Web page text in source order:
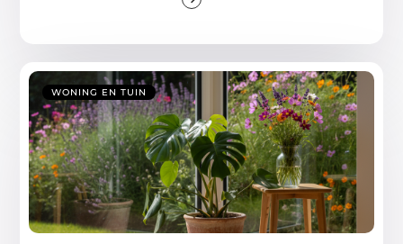
WONING EN TUIN